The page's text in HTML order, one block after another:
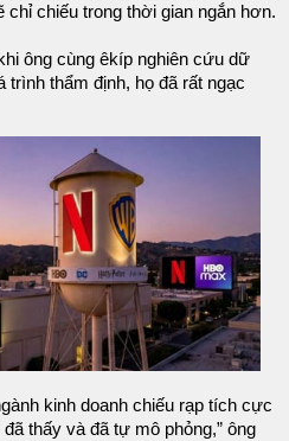
chỉ chiếu trong thời gian ngắn hơn.
ông cùng êkíp nghiên cứu dữ
trình thẩm định, họ đã rất ngạc
kinh doanh chiếu rạp tích cực
thấy và đã tự mô phỏng,” ông